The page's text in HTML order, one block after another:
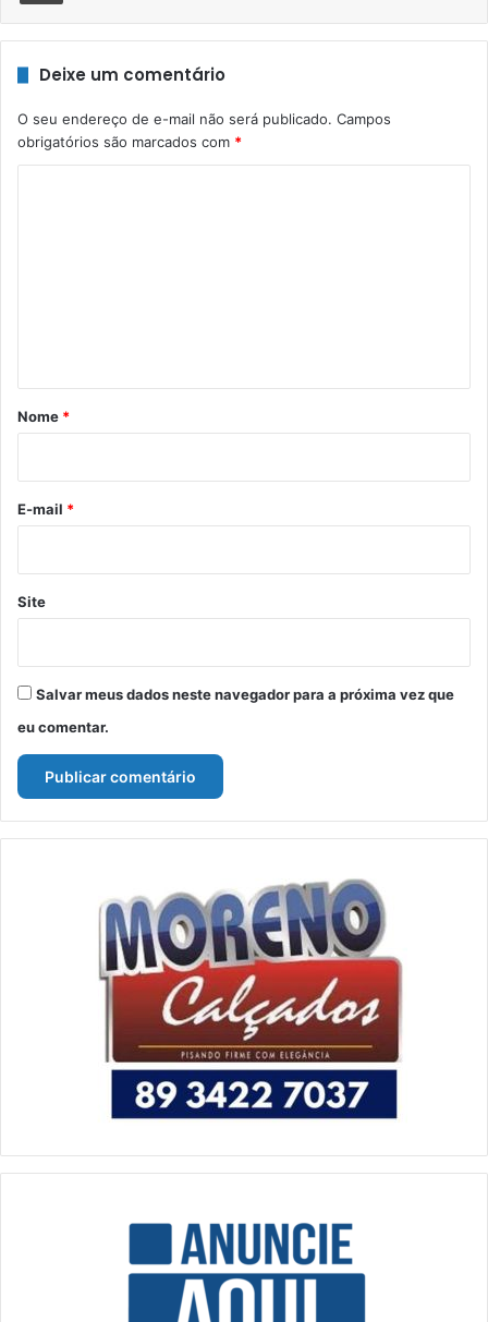
Deixe um comentário
O seu endereço de e-mail não será publicado. Campos
obrigatórios são marcados com *
r
*
Nome *
E-mail *
Site
Salvar meus dados neste navegador para a próxima vez que
eu comentar.